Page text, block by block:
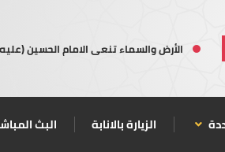
الأرض والسماء تنعى الامام الحسين
الزيارة بالانابة البث